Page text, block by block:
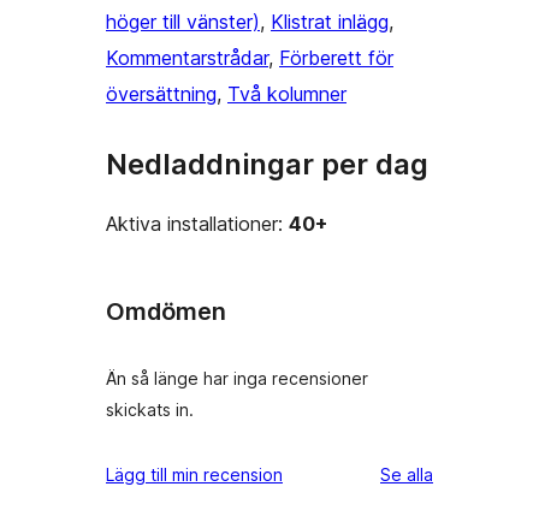
höger till vänster), Klistrat inlägg
Kommentarstrådar, Förberett för
översättning, Två kolumner
Nedladdningar per dag
Aktiva installationer: 40+
Omdömen
Än så länge har inga recensioner
skickats in.
Lägg till min recension Se alla